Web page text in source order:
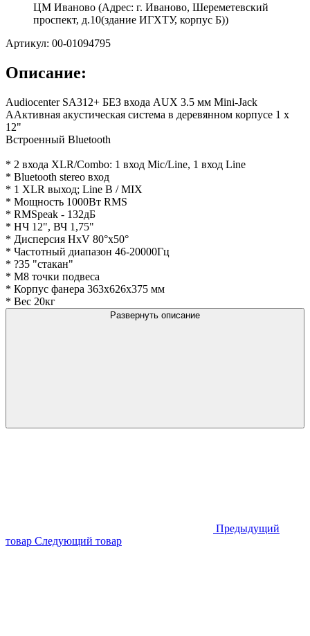
ЦМ Иваново (Адрес: г. Иваново, Шереметевский
проспект, д.10(здание ИГХТУ, корпус Б))
Артикул: 00-01094795
Описание:
Audiocenter SA312+ БЕЗ входа AUX 3.5 мм Mini-Jack
ААктивная акустическая система в деревянном корпусе 1 х
12"
Встроенный Bluetooth
* 2 входа XLR/Combo: 1 вход Mic/Line, 1 вход Line
* Bluetooth stereo вход
* 1 XLR выход; Line B / MIX
* Мощность 1000Вт RMS
* RMSpeak - 132дБ
* НЧ 12", ВЧ 1,75"
* Дисперсия HxV 80°x50°
* Частотный диапазон 46-20000Гц
* ?35 "стакан"
* M8 точки подвеса
* Корпус фанера 363x626x375 мм
* Вес 20кг
Развернуть описание
Предыдущий
товар Следующий товар